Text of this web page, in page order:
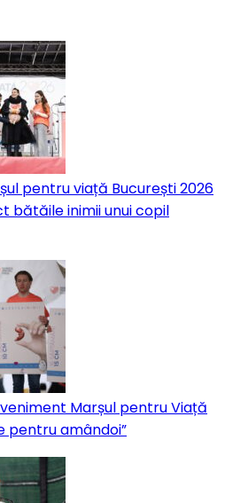
pentru viață București 2026
bătăile inimii unui copil
Marșul pentru Viață
pentru amândoi”